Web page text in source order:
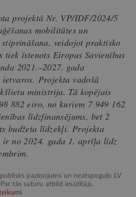
projektā Nr. VP/IDF/2024/5
mobilitātes un
veidojot praktisko
tiek īstenots Eiropas Savienības
2021.–2027. gada
Projekta vadošā
ministrija. Tā kopējais
882 eiro, no kuriem 7 949 162
līdzfinansējums, bet 2
budžeta līdzekļi. Projekta
ir no 2024. gada 1. aprīļa līdz
paziņojums un neatspoguļo LV
tās saturu atbild iesūtītājs.